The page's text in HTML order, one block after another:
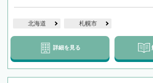
北海道 札幌市
詳細を見る